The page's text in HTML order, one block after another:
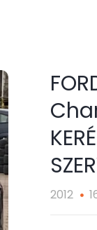
2012